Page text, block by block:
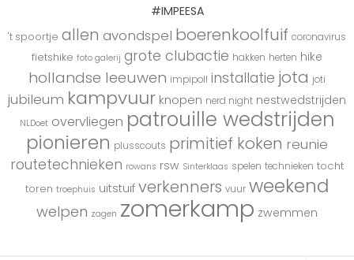
#IMPEESA
't spoortje allen avondspel boerenkoolfuif coronavirus
fietshike foto galerij grote clubactie hakken herten hike
hollandse leeuwen impipoll installatie jota joti
jubileum kampvuur knopen nerd night nestwedstrijden
NLDoet overvliegen patrouille wedstrijden
pionieren plusscouts primitief koken reunie
routetechnieken rowans rsw Sinterklaas spelen technieken tocht
toren troephuis uitstuif verkenners vuur weekend
welpen zagen zomerkamp zwemmen